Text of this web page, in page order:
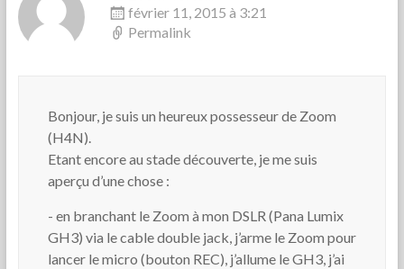
février 11, 2015 à 3:21
Permalink
Bonjour, je suis un heureux possesseur de Zoom
(H4N).
Etant encore au stade découverte, je me suis
aperçu d’une chose :
- en branchant le Zoom à mon DSLR (Pana Lumix
GH3) via le cable double jack, j’arme le Zoom pour
lancer le micro (bouton REC), j’allume le GH3, j’ai